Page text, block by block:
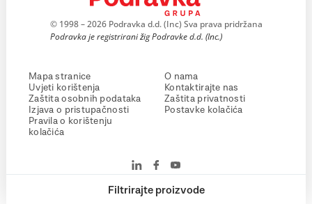
Filtrirajte proizvode
© 1998 – 2026 Podravka d.d. (Inc) Sva prava pridržana
Podravka je registrirani žig Podravke d.d. (Inc.)
Mapa stranice
Uvjeti korištenja
Zaštita osobnih podataka
Izjava o pristupačnosti
Pravila o korištenju
kolačića
O nama
Kontaktirajte nas
Zaštita privatnosti
Postavke kolačića